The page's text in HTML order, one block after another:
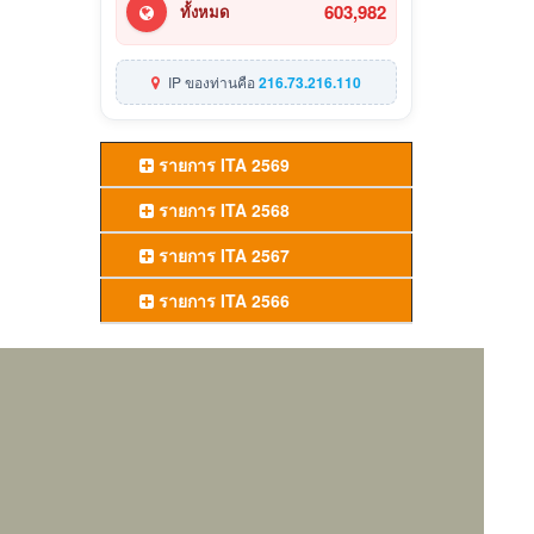
ทั้งหมด 603,982
IP ของท่านคือ216.73.216.110
รายการ ITA 2569
รายการ ITA 2568
รายการ ITA 2567
รายการ ITA 2566